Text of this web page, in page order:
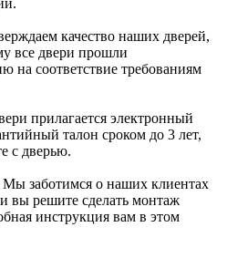
качество наших дверей,
все двери прошли
на соответствие требованиям
прилагается электронный
талон сроком до 3 лет,
с дверью.
Мы заботимся о наших клиентах
вы решите сделать монтаж
инструкция вам в этом